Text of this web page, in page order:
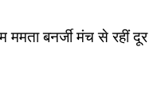
ममता बनर्जी मंच से रहीं दूर